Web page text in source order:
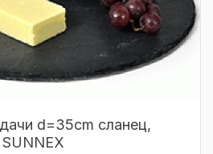
d=35cm сланец,
SUNNEX